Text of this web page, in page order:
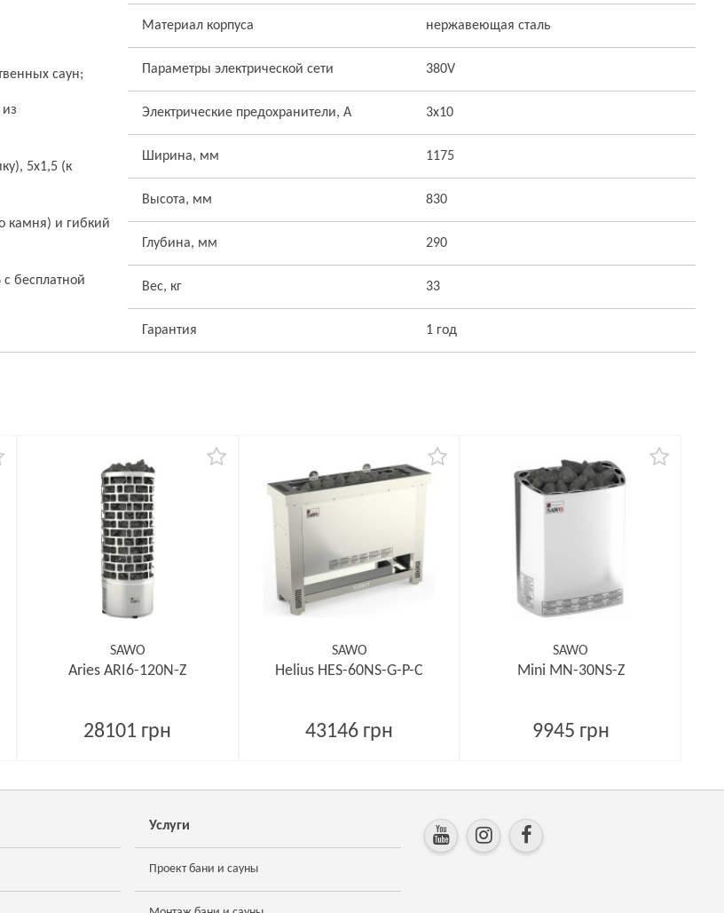
саун;
5x1,5 (к
камня) и гибкий
бесплатной
Материал корпуса нержавеющая сталь
Параметры электрической сети 380V
Электрические предохранители, А 3х10
Ширина, мм 1175
Высота, мм 830
Глубина, мм 290
Вес, кг 33
Гарантия 1 год
SAWO
Aries ARI6-120N-Z
28101 грн
SAWO
Helius HES-60NS-G-P-C
43146 грн
SAWO
Mini MN-30NS-Z
9945 грн
Услуги
Проект бани и сауны